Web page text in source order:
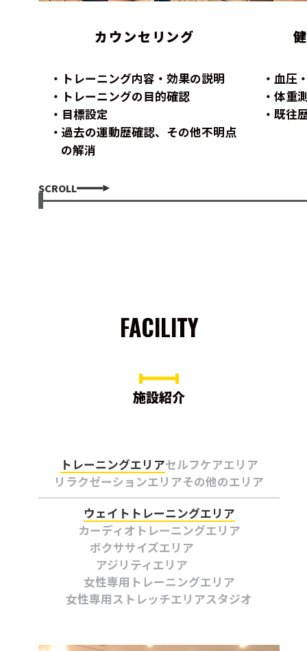
カウンセリング
トレーニング内容・効果の説明
トレーニングの目的確認
目標設定
過去の運動歴確認、その他不明点
の解消
血圧
体重
既往
SCROLL
FACILITY
施設紹介
トレーニングエリアセルフケアエリア
リラクゼーションエリアその他のエリア
ウェイトトレーニングエリア
カーディオトレーニングエリア
ボクササイズエリア
アジリティエリア
女性専用トレーニングエリア
女性専用ストレッチエリアスタジオ